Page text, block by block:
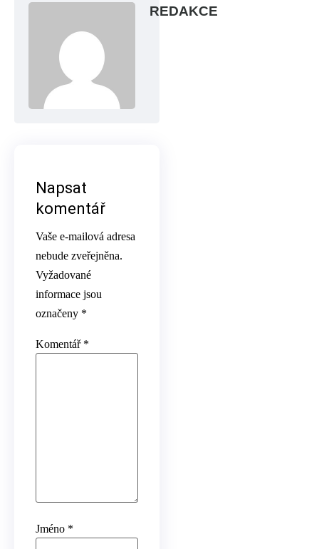
REDAKCE
Napsat
komentář
Vaše e-mailová adresa
nebude zveřejněna.
Vyžadované
informace jsou
označeny *
Komentář *
Jméno *